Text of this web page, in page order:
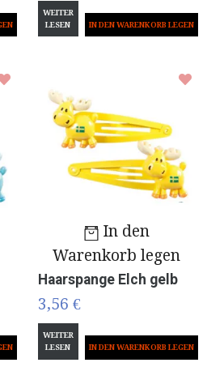
WEITER
LESEN
In den
Warenkorb legen
Haarspange Elch gelb
3,56 €
WEITER
LESEN